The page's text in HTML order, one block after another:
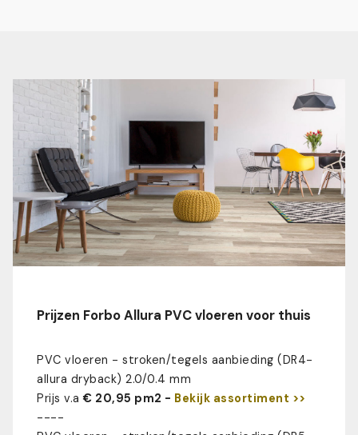
Prijzen Forbo Allura PVC vloeren voor thuis
PVC vloeren - stroken/tegels aanbieding (DR4-
allura dryback) 2.0/0.4 mm
Prijs v.a€ 20,95 pm2 - Bekijk assortiment >>
----